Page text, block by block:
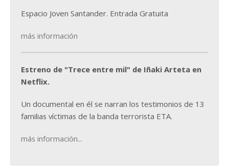
Espacio Joven Santander. Entrada Gratuita
más información
Estreno de "Trece entre mil" de Iñaki Arteta en
Netflix.
Un documental en él se narran los testimonios de 13
familias víctimas de la banda terrorista ETA.
más información...